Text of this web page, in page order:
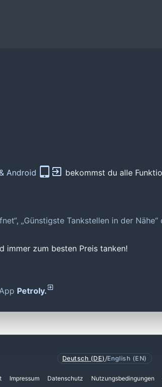
Android
bekommst du alle
„Günstigste Tankstellen in der
immer zum besten Preis tanken!
Petroly.
Deutsch (DE) /English (EN)
Impressum Datenschutz Nutzungsbedingungen